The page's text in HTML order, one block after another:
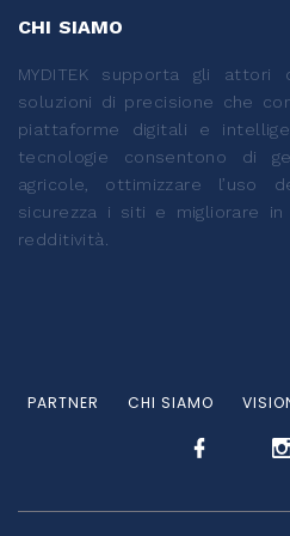
CHI SIAMO
MYDITEK supporta gli
soluzioni di precisione che
piattaforme digitali e
tecnologie consentono di
agricole, ottimizzare l’uso
sicurezza i siti e migliorare
redditività.
PARTNER CHI SIAMO